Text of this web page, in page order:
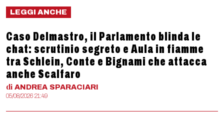
LEGGI ANCHE
Caso Delmastro, il Parlamento blinda le
chat: scrutinio segreto e Aula in fiamme
tra Schlein, Conte e Bignami che attacca
anche Scalfaro
di ANDREA SPARACIARI
05/08/2026 21:49